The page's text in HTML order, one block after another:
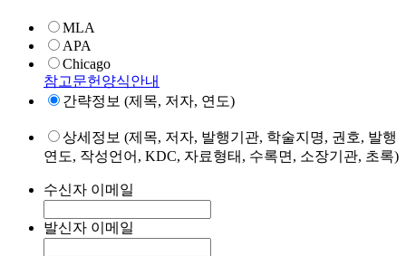
MLA
APA
Chicago
참고문헌양식안내
간략정보 (제목, 저자, 연도)
상세정보 (제목, 저자, 발행기관, 학술지명, 권호, 발행
연도, 작성언어, KDC, 자료형태, 수록면, 소장기관, 초록)
수신자 이메일
발신자 이메일